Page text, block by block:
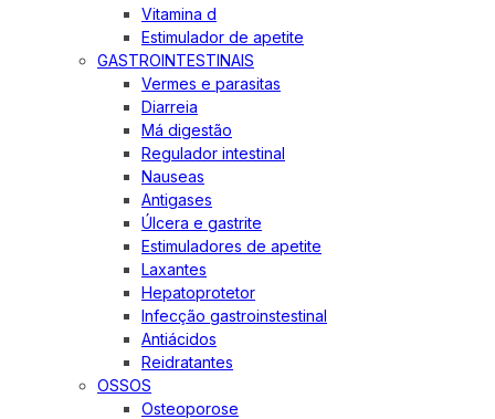
Vitamina d
Estimulador de apetite
GASTROINTESTINAIS
Vermes e parasitas
Diarreia
Má digestão
Regulador intestinal
Nauseas
Antigases
Úlcera e gastrite
Estimuladores de apetite
Laxantes
Hepatoprotetor
Infecção gastroinstestinal
Antiácidos
Reidratantes
OSSOS
Osteoporose